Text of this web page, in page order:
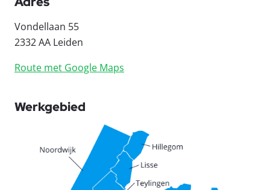
Vondellaan 55
2332 AA Leiden
Route met Google Maps
Werkgebied